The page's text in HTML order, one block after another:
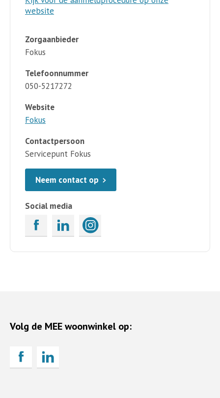
website
Zorgaanbieder
Fokus
Telefoonnummer
050-5217272
Website
Fokus
Contactpersoon
Servicepunt Fokus
Neem contact op
Social media
Volg de MEE woonwinkel op: